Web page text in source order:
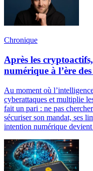
Chronique
Après les
numérique à l’ère
Au moment où
cyberattaques et multiplie
fait un pari : ne pas
sécuriser son mandat, ses
intention numérique devient